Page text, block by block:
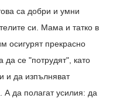
са добри и умни
си. Мама и татко в
осигурят прекрасно
да се "потрудят", като
и да изпълняват
А да полагат усилия: да